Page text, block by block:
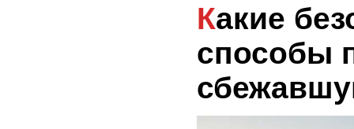
Какие безопасные
способы